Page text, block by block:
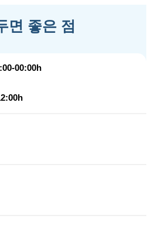
면 좋은 점
00:00h